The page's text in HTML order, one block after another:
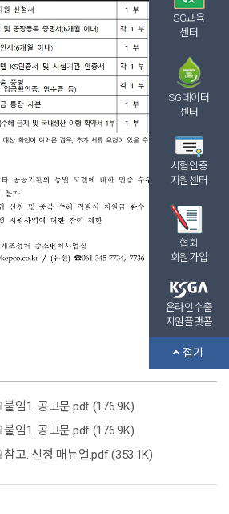
SG교육
센터
SG데이터
센터
시험인증
지원센터
협회
회원가입
온라인수출
지원플랫폼
접기
붙임1. 공고문.pdf (176.9K)
붙임1. 공고문.pdf (176.9K)
참고. 신청 매뉴얼.pdf (353.1K)